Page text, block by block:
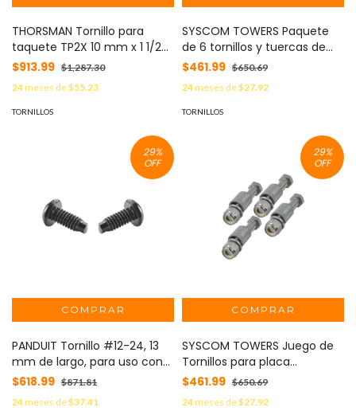
THORSMAN Tornillo para
taquete TP2X 10 mm x 1 1/2
(1000pzs) (1392-00210) TH-
$913.99 $1,287.30
24meses de$55.23
TORNILLOS
SYSCOM TOWERS Paquete
de 6 tornillos y tuercas de
acero inoxidable 1/2 x 3 1/2”.
MOD: TORN-TZ60G
$461.99 $650.69
24meses de$27.92
TORNILLOS
29%
OFF
PANDUIT Tornillo #12-24, 13
mm de largo, para uso con
Racks de 2 o 4 postes
Panduit, de Acero, Bolsa de
100pz MOD: S1224-C
$618.99 $871.81
24meses de$37.41
29%
OFF
SYSCOM TOWERS Juego de
Tornillos para placa
Igualadora SJP3G. MOD: SJ-
$461.99 $650.69
24meses de$27.92